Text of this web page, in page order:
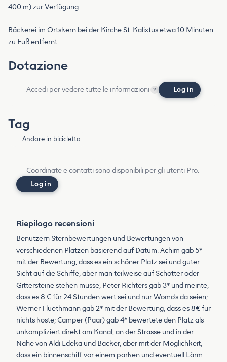
400 m) zur Verfügung.
Bäckerei im Ortskern bei der Kirche St. Kalixtus etwa 10 Minuten
zu Fuß entfernt.
Dotazione
Accedi per vedere tutte le informazioni ? Log in
Tag
Andare in bicicletta
Coordinate e contatti sono disponibili per gli utenti Pro.
Log in
Riepilogo recensioni
Benutzern Sternbewertungen und Bewertungen von
verschiedenen Plätzen basierend auf Datum: Achim gab 5*
mit der Bewertung, dass es ein schöner Platz sei und guter
Sicht auf die Schiffe, aber man teilweise auf Schotter oder
Gittersteine stehen müsse; Peter Richters gab 3* und meinte,
dass es 8 € für 24 Stunden wert sei und nur Womo's da seien;
Werner Fluethmann gab 2* mit der Bewertung, dass es 8€ für
nichts koste; Camper (Paar) gab 4* bewertete den Platz als
unkompliziert direkt am Kanal, an der Strasse und in der
Nähe von Aldi Edeka und Bäcker, aber mit der Möglichkeit,
dass ein binnenschiff vor einem parken und eventuell Lärm